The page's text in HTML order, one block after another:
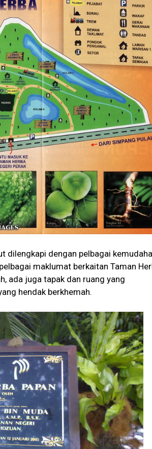
dilengkapi dengan pelbagai
maklumat berkaitan Taman
ada juga tapak dan ruang yang
hendak berkhemah.